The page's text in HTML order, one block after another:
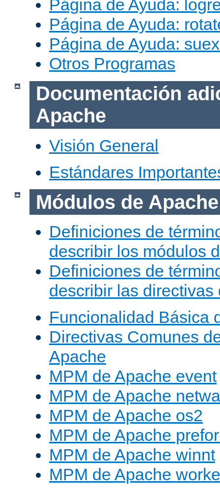
Página de Ayuda:
Página de Ayuda:
Página de Ayuda:
Otros Programas
Documentación
Apache
Visión General
Estándares
Módulos de Apache
Definiciones de
describir los módulos
Definiciones de
describir las directivas
Funcionalidad Básica
Directivas Comunes
Apache
MPM de Apache event
MPM de Apache
MPM de Apache os2
MPM de Apache
MPM de Apache winnt
MPM de Apache